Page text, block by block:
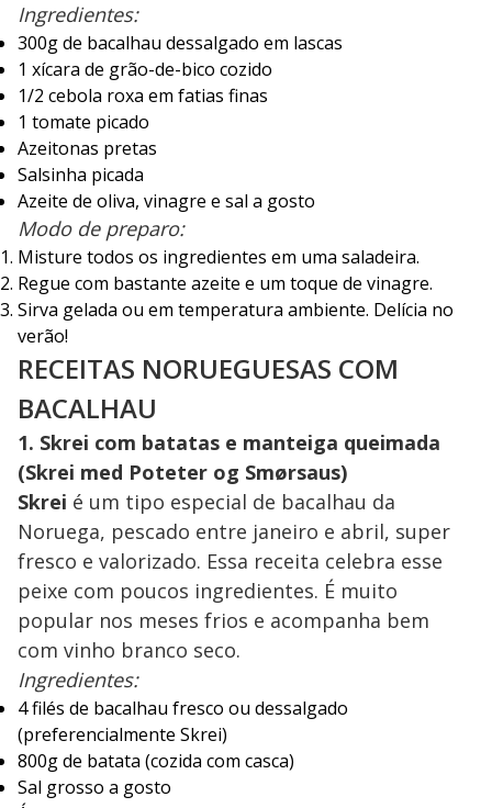
Ingredientes:
300g de bacalhau dessalgado em lascas
1 xícara de grão-de-bico cozido
1/2 cebola roxa em fatias finas
1 tomate picado
Azeitonas pretas
Salsinha picada
Azeite de oliva, vinagre e sal a gosto
Modo de preparo:
Misture todos os ingredientes em uma saladeira.
Regue com bastante azeite e um toque de vinagre.
Sirva gelada ou em temperatura ambiente. Delícia no
verão!
RECEITAS NORUEGUESAS COM
BACALHAU
1. Skrei com batatas e manteiga queimada
(Skrei med Poteter og Smørsaus)
Skrei é um tipo especial de bacalhau da
Noruega, pescado entre janeiro e abril, super
fresco e valorizado. Essa receita celebra esse
peixe com poucos ingredientes. É muito
popular nos meses frios e acompanha bem
com vinho branco seco.
Ingredientes:
4 filés de bacalhau fresco ou dessalgado
(preferencialmente Skrei)
800g de batata (cozida com casca)
Sal grosso a gosto